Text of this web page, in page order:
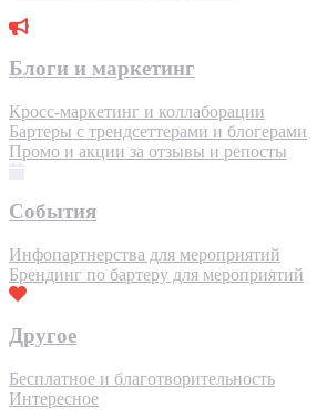
Блоги и маркетинг
Кросс-маркетинг и коллаборации
Бартеры с трендсеттерами и блогерами
Промо и акции за отзывы и репосты
События
Инфопартнерства для мероприятий
Брендинг по бартеру для мероприятий
Другое
Бесплатное и благотворительность
Интересное